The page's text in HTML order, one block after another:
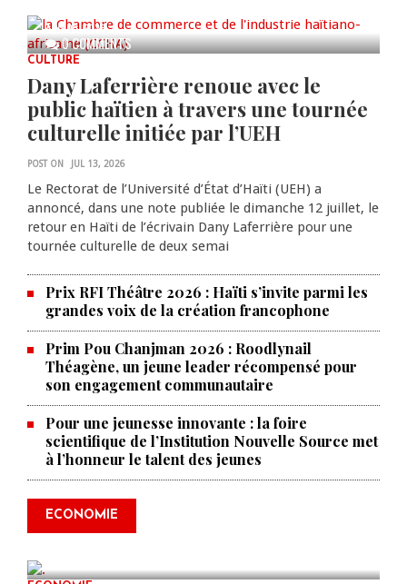
0 COMMENTS
AUG 05, 2026
CULTURE
Dany Laferrière renoue avec le
public haïtien à travers une tournée
culturelle initiée par l’UEH
POST ON JUL 13, 2026
Le Rectorat de l’Université d’État d’Haïti (UEH) a
annoncé, dans une note publiée le dimanche 12 juillet, le
retour en Haïti de l’écrivain Dany Laferrière pour une
tournée culturelle de deux semai
Prix RFI Théâtre 2026 : Haïti s’invite parmi les
grandes voix de la création francophone
Prim Pou Chanjman 2026 : Roodlynail
Théagène, un jeune leader récompensé pour
son engagement communautaire
Pour une jeunesse innovante : la foire
scientifique de l’Institution Nouvelle Source met
à l’honneur le talent des jeunes
ECONOMIE
Produire le savoir pour
transformer Haïti : BRH lance la
2ᵉ édition de ses Journées
scientifiques